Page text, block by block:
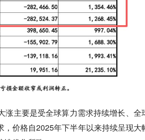
主要是受全球算力需求持续增长、全
价格自2025年下半年以来持续呈现大